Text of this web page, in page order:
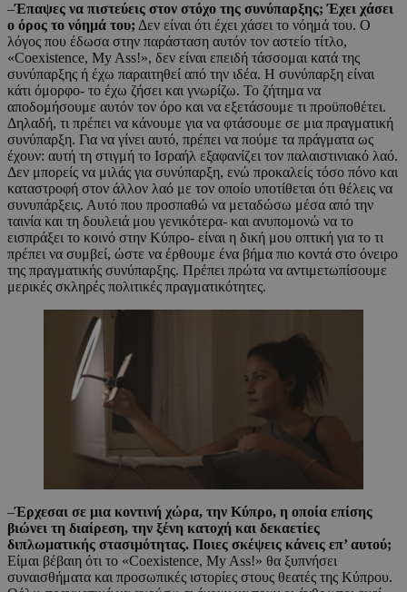
–Έπαψες να πιστεύεις στον στόχο της συνύπαρξης; Έχει χάσει
ο όρος το νόημά του; Δεν είναι ότι έχει χάσει το νόημά του. Ο
λόγος που έδωσα στην παράσταση αυτόν τον αστείο τίτλο,
«Coexistence, My Ass!», δεν είναι επειδή τάσσομαι κατά της
συνύπαρξης ή έχω παραιτηθεί από την ιδέα. Η συνύπαρξη είναι
κάτι όμορφο- το έχω ζήσει και γνωρίζω. Το ζήτημα να
αποδομήσουμε αυτόν τον όρο και να εξετάσουμε τι προϋποθέτει.
Δηλαδή, τι πρέπει να κάνουμε για να φτάσουμε σε μια πραγματική
συνύπαρξη. Για να γίνει αυτό, πρέπει να πούμε τα πράγματα ως
έχουν: αυτή τη στιγμή το Ισραήλ εξαφανίζει τον παλαιστινιακό λαό.
Δεν μπορείς να μιλάς για συνύπαρξη, ενώ προκαλείς τόσο πόνο και
καταστροφή στον άλλον λαό με τον οποίο υποτίθεται ότι θέλεις να
συνυπάρξεις. Αυτό που προσπαθώ να μεταδώσω μέσα από την
ταινία και τη δουλειά μου γενικότερα- και ανυπομονώ να το
εισπράξει το κοινό στην Κύπρο- είναι η δική μου οπτική για το τι
πρέπει να συμβεί, ώστε να έρθουμε ένα βήμα πιο κοντά στο όνειρο
της πραγματικής συνύπαρξης. Πρέπει πρώτα να αντιμετωπίσουμε
μερικές σκληρές πολιτικές πραγματικότητες.
–Έρχεσαι σε μια κοντινή χώρα, την Κύπρο, η οποία επίσης
βιώνει τη διαίρεση, την ξένη κατοχή και δεκαετίες
διπλωματικής στασιμότητας. Ποιες σκέψεις κάνεις επ’ αυτού;
Είμαι βέβαιη ότι το «Coexistence, My Ass!» θα ξυπνήσει
συναισθήματα και προσωπικές ιστορίες στους θεατές της Κύπρου.